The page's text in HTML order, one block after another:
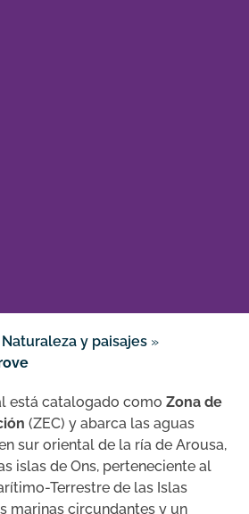
Naturaleza y paisajes »
está catalogado comoZona de
(ZEC) y abarca las aguas
sur oriental de la ría de Arousa,
islas de Ons, perteneciente al
Terrestre de las Islas
marinas circundantes y un